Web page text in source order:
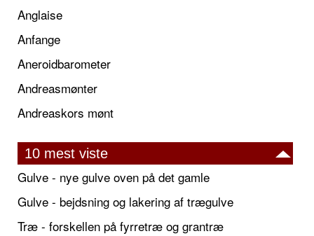
Anglaise
Anfange
Aneroidbarometer
Andreasmønter
Andreaskors mønt
10 mest viste
Gulve - nye gulve oven på det gamle
Gulve - bejdsning og lakering af trægulve
Træ - forskellen på fyrretræ og grantræ